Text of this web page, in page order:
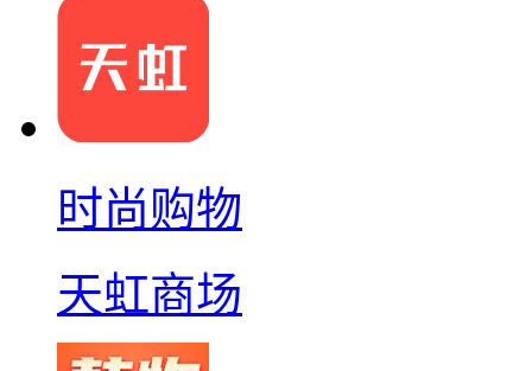
时尚购物
天虹商场